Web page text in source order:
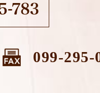
099-295-